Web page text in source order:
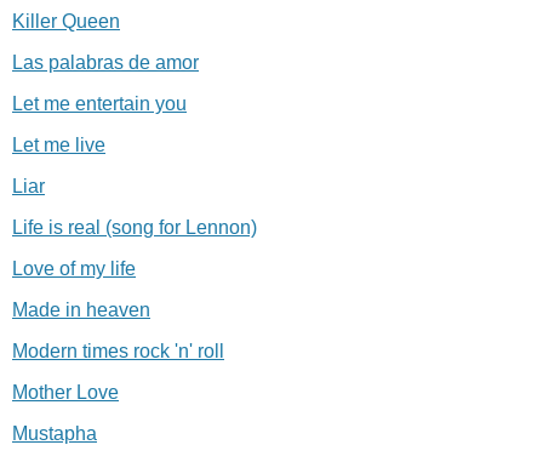
Killer Queen
Las palabras de amor
Let me entertain you
Let me live
Liar
Life is real (song for Lennon)
Love of my life
Made in heaven
Modern times rock 'n' roll
Mother Love
Mustapha